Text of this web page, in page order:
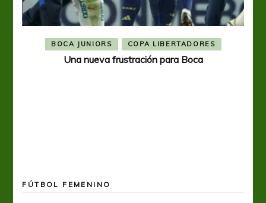
BOCA JUNIORS COPA LIBERTADORES
Una nueva frustración para Boca
FÚTBOL FEMENINO